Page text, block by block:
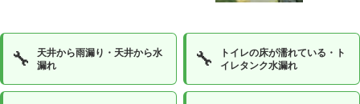
🔧
天井から雨漏り・天井から水
漏れ
🔧
トイレの床が濡れている・ト
イレタンク水漏れ